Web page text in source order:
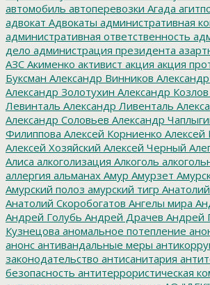
автомобиль автоперевозки Агада
адвокат Адвокаты административная
административная ответственность
дело администрация президента
АЗС Акименко активист акция акция
Буксман Александр Винников
Александр Золотухин Александр Козлов
Левинталь Александр Ливенталь
Александр Соловьев Александр
Филиппова Алексей Корниенко
Алексей Хозяйский Алексей Черный
Алиса алкоголизация Алкоголь
аллергия альманах Амур Амурзет
Амурский полоз амурский тигр
Анатолий Скоробогатов Ангелы мира
Андрей Голубь Андрей Драчев Андрей
Кузнецова аномальное потепление
анонс антивандальные меры
законодательство антисанитария
безопасность антитеррористическая